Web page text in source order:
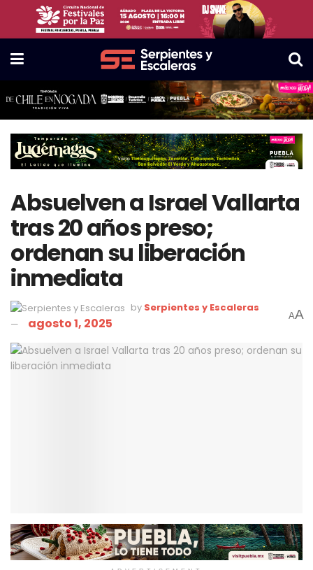
Absuelven a Israel Vallarta
tras 20 años preso;
ordenan su liberación
inmediata
by Serpientes y Escaleras
agosto 1, 2025 AA